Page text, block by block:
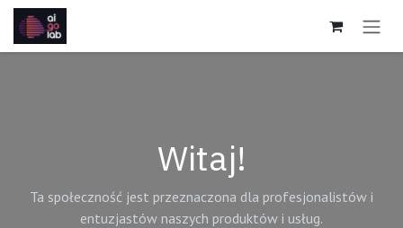
Skip to Content
Witaj!
Ta społeczność jest przeznaczona dla profesjonalistów i
entuzjastów naszych produktów i usług.